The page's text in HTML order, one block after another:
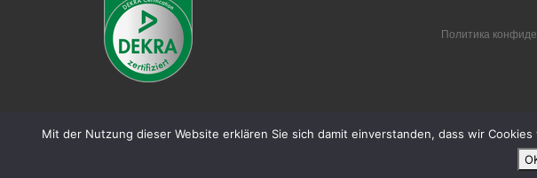
Политика
Mit der Nutzung dieser Website erklären Sie sich damit einverstanden, dass wir